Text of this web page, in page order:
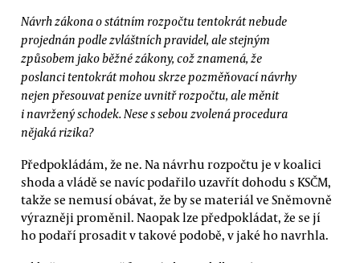
Návrh zákona o státním rozpočtu tentokrát nebude
projednán podle zvláštních pravidel, ale stejným
způsobem jako běžné zákony, což znamená, že
poslanci tentokrát mohou skrze pozměňovací návrhy
nejen přesouvat peníze uvnitř rozpočtu, ale měnit
i navržený schodek. Nese s sebou zvolená procedura
nějaká rizika?
Předpokládám, že ne. Na návrhu rozpočtu je v koalici
shoda a vládě se navíc podařilo uzavřít dohodu s KSČM,
takže se nemusí obávat, že by se materiál ve Sněmovně
výrazněji proměnil. Naopak lze předpokládat, že se jí
ho podaří prosadit v takové podobě, v jaké ho navrhla.